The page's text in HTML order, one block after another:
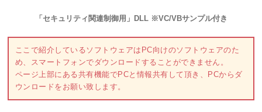
「セキュリティ関連制御用」DLL ※VC/VBサンプル付き
ここで紹介しているソフトウェアはPC向けのソフトウェアのた
め、スマートフォンでダウンロードすることができません。
ページ上部にある共有機能でPCと情報共有して頂き、PCからダ
ウンロードをお願い致します。